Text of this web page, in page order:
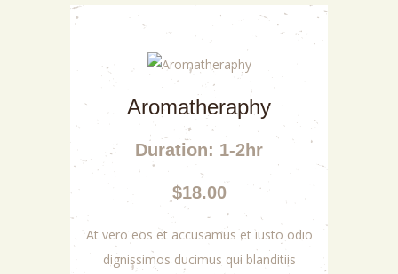
Aromatheraphy
Duration: 1-2hr
$18.00
At vero eos et accusamus et iusto odio
dignissimos ducimus qui blanditiis